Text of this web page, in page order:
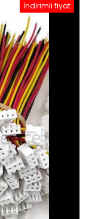
İndirimli fiyat